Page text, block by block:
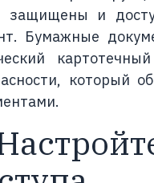
защищены и
Бумажные
который